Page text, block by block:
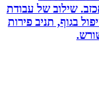
של עבודת
תניב פירות